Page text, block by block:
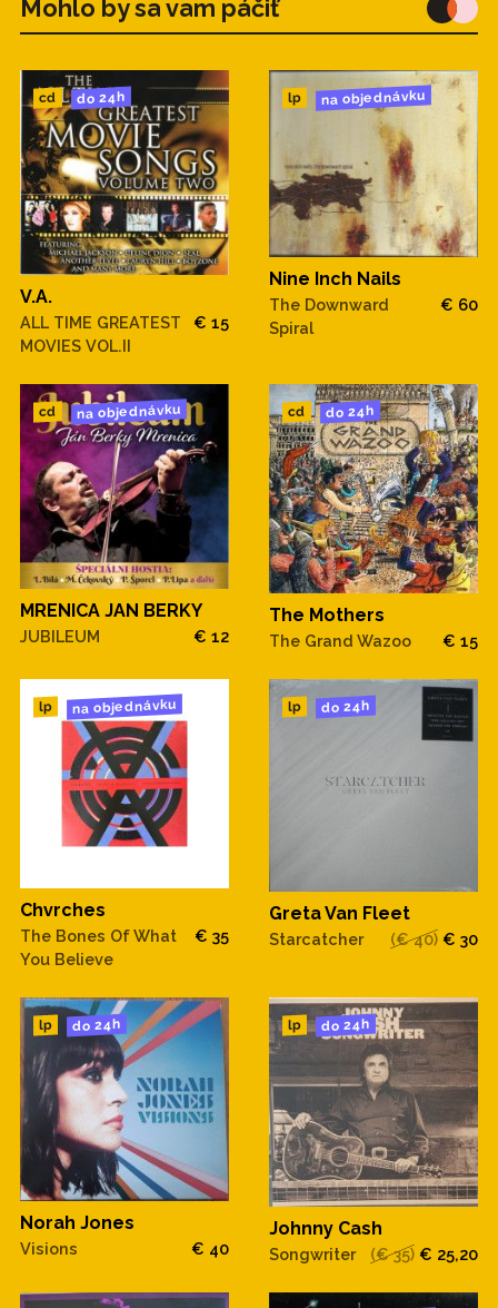
Mohlo by sa vam páčiť
cd do 24h
V.A.
ALL TIME GREATEST
MOVIES VOL.II
€ 15
lp na objednávku
Nine Inch Nails
The Downward
Spiral
€ 60
cd na objednávku
MRENICA JAN BERKY
JUBILEUM € 12
cd do 24h
The Mothers
The Grand Wazoo € 15
lp na objednávku
Chvrches
The Bones Of What
You Believe
€ 35
lp do 24h
Greta Van Fleet
Starcatcher (€ 40) € 30
lp do 24h
Norah Jones
Visions € 40
lp do 24h
Johnny Cash
Songwriter (€ 35) € 25,20